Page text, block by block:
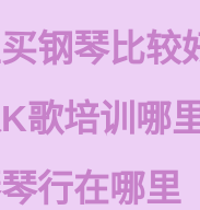
钢琴比较
歌培训哪
行在哪里